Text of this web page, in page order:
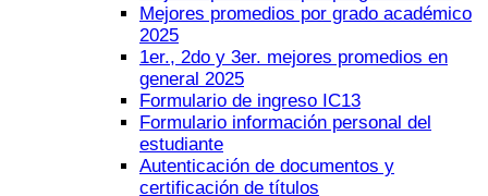
Mejores promedios por grado académico
2025
1er., 2do y 3er. mejores promedios en
general 2025
Formulario de ingreso IC13
Formulario información personal del
estudiante
Autenticación de documentos y
certificación de títulos